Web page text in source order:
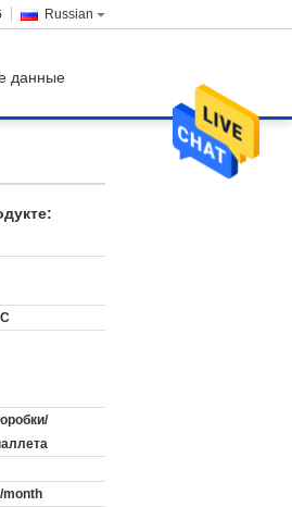
Russian
данные
month